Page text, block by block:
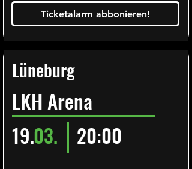
Ticketalarm abbonieren!
Lüneburg
LKH Arena
19.03. 20:00